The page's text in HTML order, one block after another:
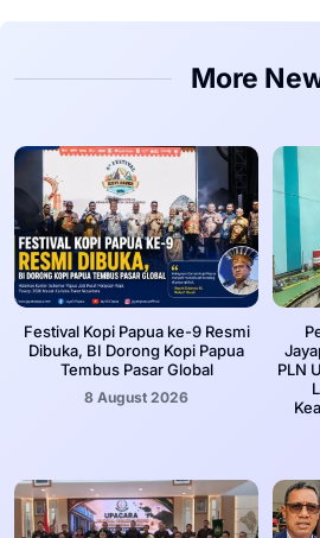
More
Festival Kopi Papua ke-9 Resmi
Dibuka, BI Dorong Kopi Papua
Tembus Pasar Global
8 August 2026
PLN